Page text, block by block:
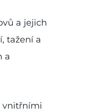
a jejich
tažení a
a
vnitřními